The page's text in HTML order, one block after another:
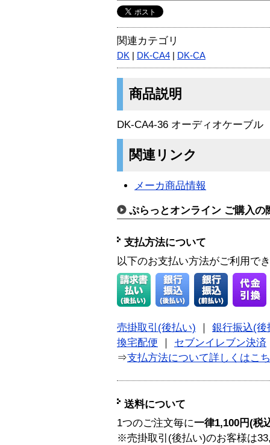
関連カテゴリ
DK DK-CA4 DK-CA
商品説明
DK-CA4-36 オーディオケーブル
関連リンク
メーカ商品情報
ぷらっとオンライン ご購入の
支払方法について
以下のお支払い方法がご利用で
売掛取引(後払い)
銀行振込(後
換宅配便
セブンイレブン決済
⇒支払方法について詳しくはこ
送料について
1つのご注文毎に一律1,100円(税
※売掛取引(後払い)のお客様は